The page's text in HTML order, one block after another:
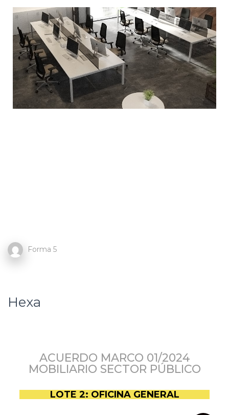
Forma 5
Hexa
ACUERDO MARCO 01/2024
MOBILIARIO SECTOR PÚBLICO
LOTE 2: OFICINA GENERAL